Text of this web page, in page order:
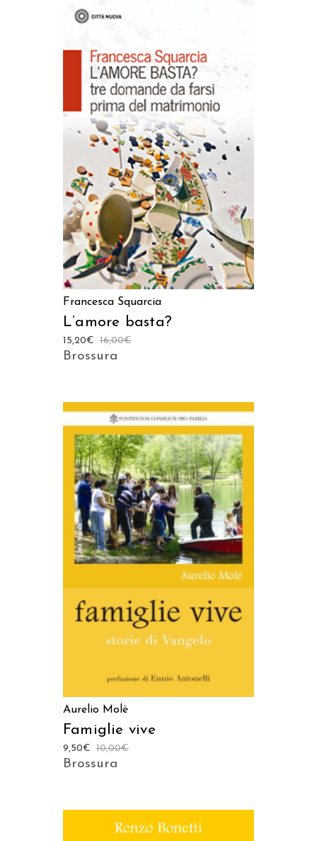
AGGIUNGI AL CARRELLO
Francesca Squarcia
L’amore basta?
16,00€
15,20€
Brossura
AGGIUNGI AL CARRELLO
Aurelio Molè
Famiglie vive
10,00€
9,50€
Brossura